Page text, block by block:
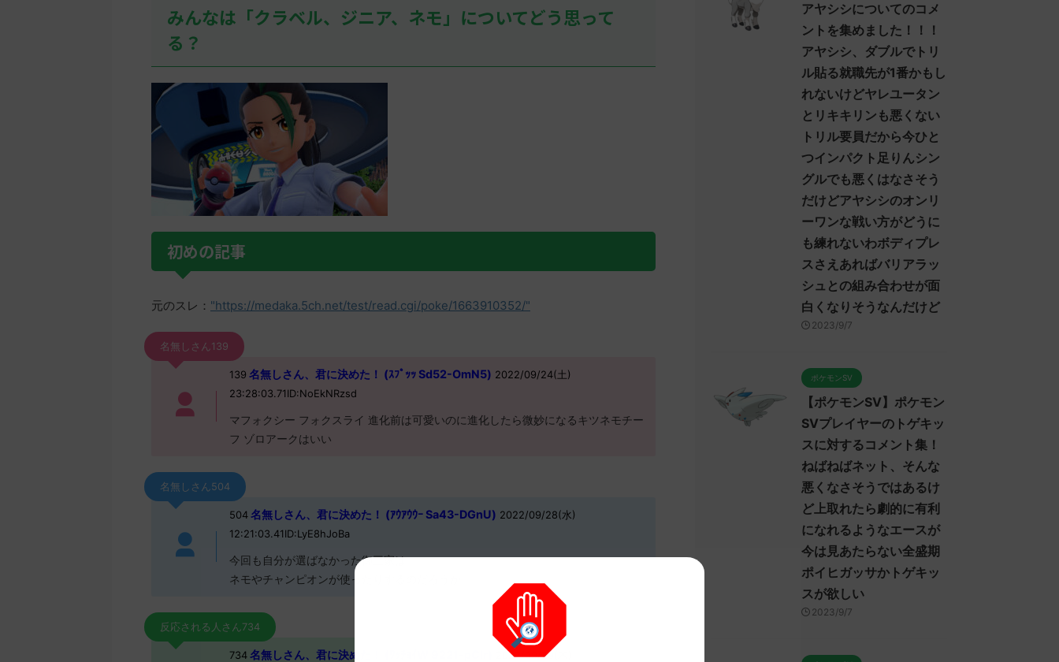
みんなは「クラベル、ジニア、ネモ」についてどう思って
る？
初めの記事
元のスレ： "https://medaka.5ch.net/test/read.cgi/poke/1663910352/"
名無しさん139
139 名無しさん、君に決めた！ (ｽﾌﾟｯｯ Sd52-OmN5) 2022/09/24(土)
23:28:03.71ID:NoEkNRzsd
マフォクシー フォクスライ 進化前は可愛いのに進化したら微妙になるキツネモチー
フ ゾロアークはいい
名無しさん504
504名無しさん、君に決めた！ (ｱｳｱｳｳｰ Sa43-DGnU) 2022/09/28(水)
12:21:03.41ID:LyE8hJoBa
今回も自分が選ばなかった御三家は
ネモやチャンピオンが使ったりするのだろうか
反応される人さん734
734名無しさん、君に決めた！ (ﾜｯﾁｮｲW 9221-pCIr)
2022/09/29(木)
アヤシシについてのコメ
ントを集めました！！！
アヤシシ、ダブルでトリ
ル貼る就職先が1番かもし
れないけどヤレユータン
とリキキリンも悪くない
トリル要員だから今ひと
つインパクト足りんシン
グルでも悪くはなさそう
だけどアヤシシのオンリ
ーワンな戦い方がどうに
も練れないわボディプレ
スさえあればバリアラッ
シュとの組み合わせが面
白くなりそうなんだけど
2023/9/7
ポケモンSV
【ポケモンSV】ポケモン
SVプレイヤーのトゲキッ
スに対するコメント集！
ねばねばネット、そんな
悪くなさそうではあるけ
ど上取れたら劇的に有利
になれるようなエースが
今は見あたらない全盛期
ポイヒガッサかトゲキッ
スが欲しい
2023/9/7